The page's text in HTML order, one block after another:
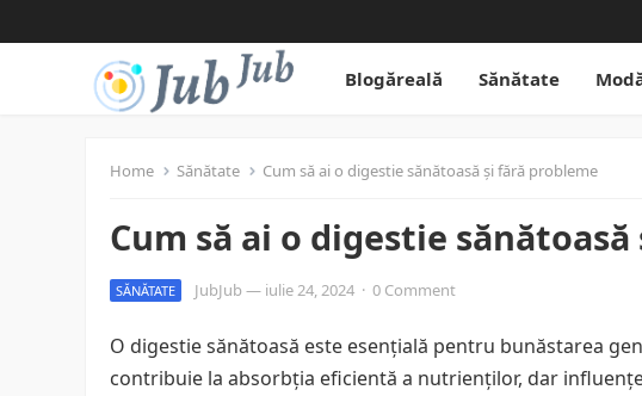
Blogăreală Sănătate
Home Sănătate Cum să ai o digestie sănătoasă și fără probleme
Cum să ai o digestie
SĂNĂTATE JubJub — iulie 24, 2024 · 0 Comment
O digestie sănătoasă este esențială pentru bunăstarea
contribuie la absorbția eficientă a nutrienților, dar